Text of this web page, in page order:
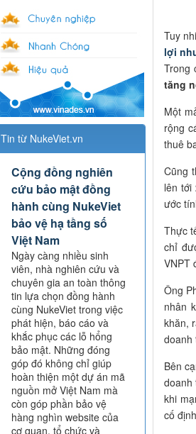
Tuy
lợi
Trong
tăng
Một
rộng
thuê
Cũng
lên tới
ước
Thực
chỉ
VNPT
Ông
nhân
khăn,
doanh
Bên
doanh
khi
cố
Tin từ NukeViet.vn
Cộng đồng nghiên
cứu bảo mật đồng
hành cùng NukeViet
bảo vệ hạ tầng số
Việt Nam
Ngày càng nhiều sinh
viên, nhà nghiên cứu và
chuyên gia an toàn thông
tin lựa chọn đồng hành
cùng NukeViet trong việc
phát hiện, báo cáo và
khắc phục các lỗ hổng
bảo mật. Những đóng
góp đó không chỉ giúp
hoàn thiện một dự án mã
nguồn mở Việt Nam mà
còn góp phần bảo vệ
hàng nghìn website của
cơ quan, tổ chức và